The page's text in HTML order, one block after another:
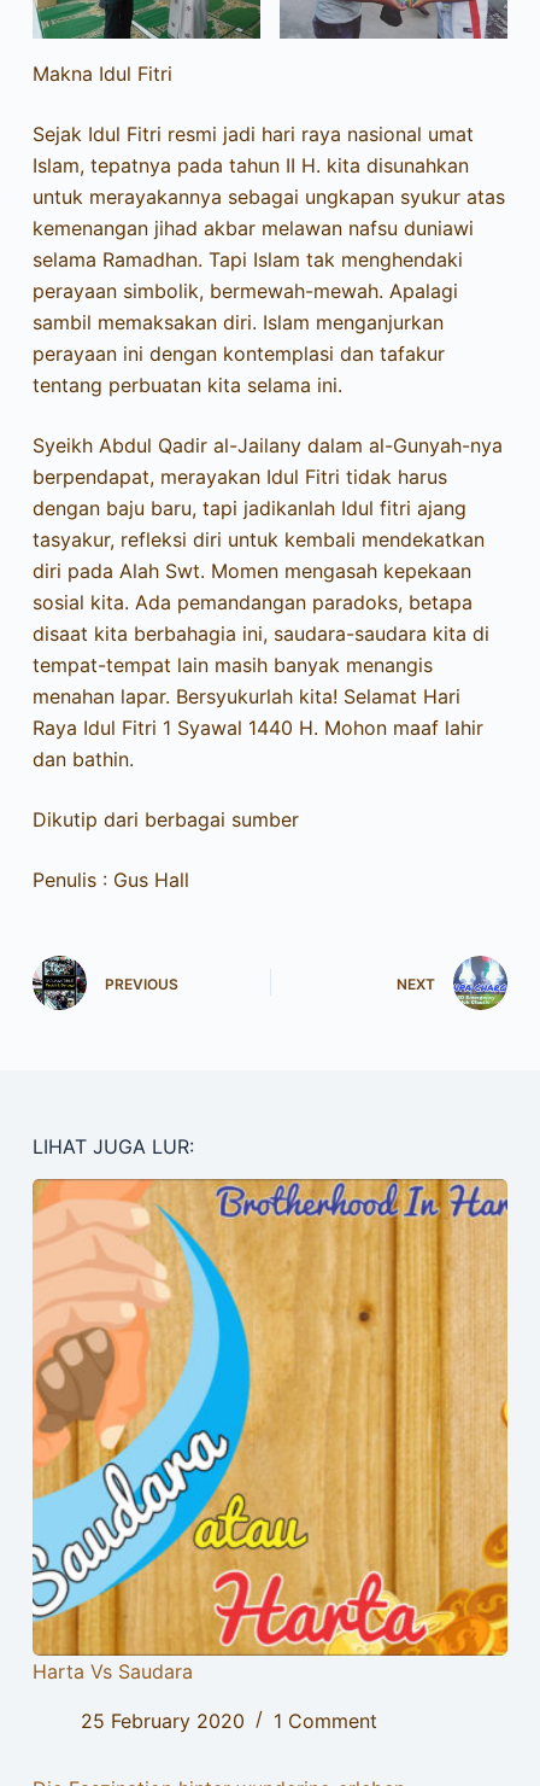
Makna Idul Fitri
Sejak Idul Fitri resmi jadi hari raya nasional umat
Islam, tepatnya pada tahun II H. kita disunahkan
untuk merayakannya sebagai ungkapan syukur atas
kemenangan jihad akbar melawan nafsu duniawi
selama Ramadhan. Tapi Islam tak menghendaki
perayaan simbolik, bermewah-mewah. Apalagi
sambil memaksakan diri. Islam menganjurkan
perayaan ini dengan kontemplasi dan tafakur
tentang perbuatan kita selama ini.
Syeikh Abdul Qadir al-Jailany dalam al-Gunyah-nya
berpendapat, merayakan Idul Fitri tidak harus
dengan baju baru, tapi jadikanlah Idul fitri ajang
tasyakur, refleksi diri untuk kembali mendekatkan
diri pada Alah Swt. Momen mengasah kepekaan
sosial kita. Ada pemandangan paradoks, betapa
disaat kita berbahagia ini, saudara-saudara kita di
tempat-tempat lain masih banyak menangis
menahan lapar. Bersyukurlah kita! Selamat Hari
Raya Idul Fitri 1 Syawal 1440 H. Mohon maaf lahir
dan bathin.
Dikutip dari berbagai sumber
Penulis : Gus Hall
PREVIOUS NEXT
LIHAT JUGA LUR:
Harta Vs Saudara
25 February 2020 1 Comment